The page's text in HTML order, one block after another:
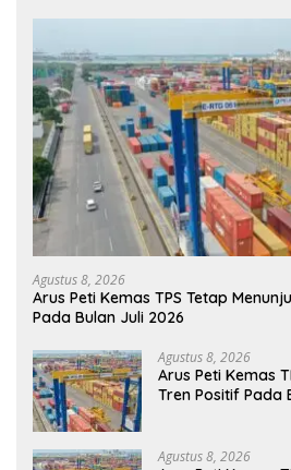
Agustus 8, 2026
Arus Peti Kemas TPS Tetap
Pada Bulan Juli 2026
Agustus 8, 2026
Arus Peti Kemas
Tren Positif Pada
Agustus 8, 2026